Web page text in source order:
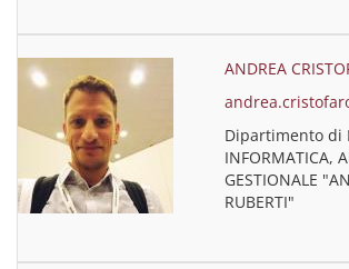
ANDREA
Dipartimento di
INFORMATICA,
GESTIONALE
RUBERTI"